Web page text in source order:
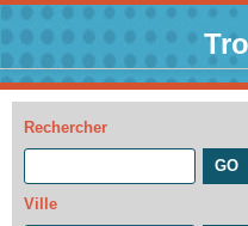
Rechercher
Ville